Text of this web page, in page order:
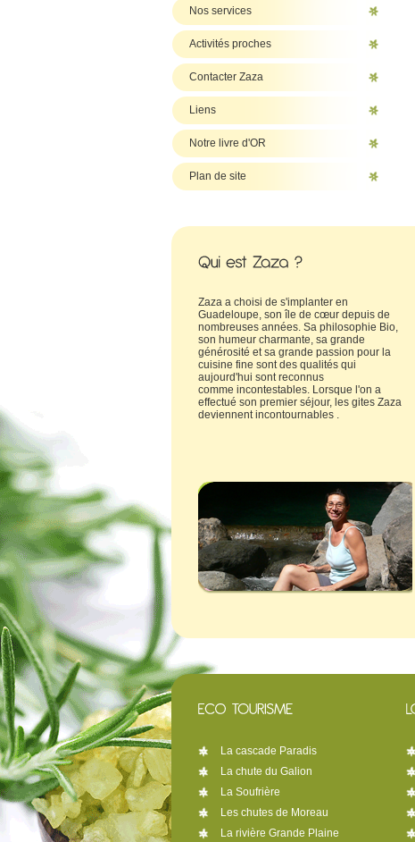
Nos services
Activités proches
Contacter Zaza
Liens
Notre livre d'OR
Plan de site
Zaza a choisi de s'implanter en
Guadeloupe, son île de cœur depuis de
nombreuses années. Sa philosophie Bio,
son humeur charmante, sa grande
générosité et sa grande passion pour la
cuisine fine sont des qualités qui
aujourd'hui sont reconnus
comme incontestables. Lorsque l'on a
effectué son premier séjour, les gites Zaza
deviennent incontournables .
La cascade Paradis
La chute du Galion
La Soufrière
Les chutes de Moreau
La rivière Grande Plaine